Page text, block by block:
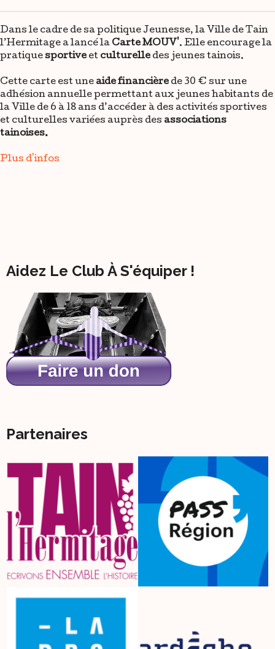
Dans le cadre de sa politique Jeunesse, la Ville de Tain
l’Hermitage a lancé la Carte MOUV' . Elle encourage la
pratique sportive et culturelle des jeunes tainois.
Cette carte est une aide financière de 30 € sur une
adhésion annuelle permettant aux jeunes habitants de
la Ville de 6 à 18 ans d’accéder à des activités sportives
et culturelles variées auprès des associations
tainoises.
Plus d'infos
Aidez Le Club À S'équiper !
Partenaires